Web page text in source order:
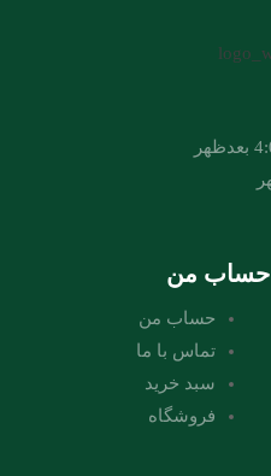
حساب من
حساب من
تماس با ما
سبد خرید
فروشگاه